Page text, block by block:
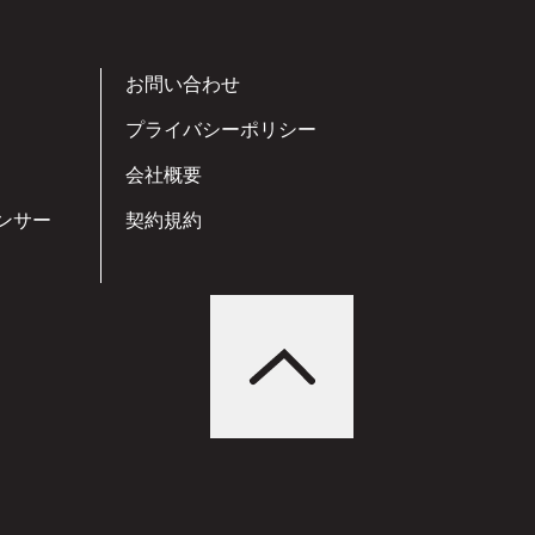
サー
お問い合わせ
プライバシーポリシー
会社概要
契約規約